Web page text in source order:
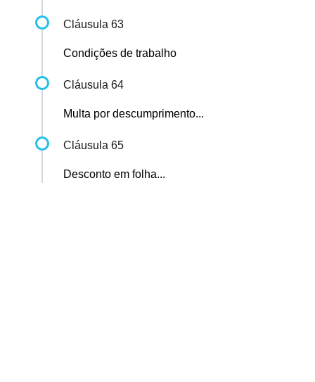
Cláusula 63
Condições de trabalho
Cláusula 64
Multa por descumprimento...
Cláusula 65
Desconto em folha...